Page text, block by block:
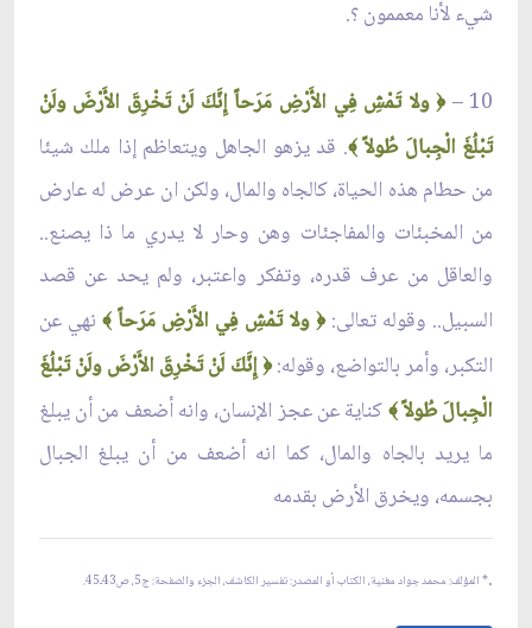
شيء لأنا معممون ؟.
10 – ﴿ولا تَمْشِ فِي الأَرْضِ مَرَحاً إِنَّكَ لَنْ تَخْرِقَ الأَرْضَ ولَنْ
تَبْلُغَ الْجِبالَ طُولاً﴾. قد يزهو الجاهل ويتعاظم إذا ملك شيئا
من حطام هذه الحياة، كالجاه والمال، ولكن ان عرض له عارض
من المخبئات والمفاجئات وهن وحار لا يدري ما ذا يصنع..
والعاقل من عرف قدره، وتفكر واعتبر، ولم يحد عن قصد
السبيل.. وقوله تعالى:﴿ولا تَمْشِ فِي الأَرْضِ مَرَحاً﴾ نهي عن
التكبر، وأمر بالتواضع، وقوله:﴿ إِنَّكَ لَنْ تَخْرِقَ الأَرْضَ ولَنْ تَبْلُغَ
الْجِبالَ طُولاً﴾ كناية عن عجز الإنسان، وانه أضعف من أن يبلغ
ما يريد بالجاه والمال، كما انه أضعف من أن يبلغ الجبال
بجسمه، ويخرق الأرض بقدمه
.* المؤلف: محمد جواد مغنية، الكتاب أو المصدر: تفسير الكاشف، الجزء والصفحة: ج5، ص43ـ45.